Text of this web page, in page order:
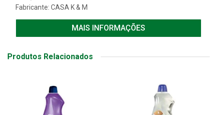
Fabricante: CASA K & M
MAIS INFORMAÇÕES
Produtos Relacionados